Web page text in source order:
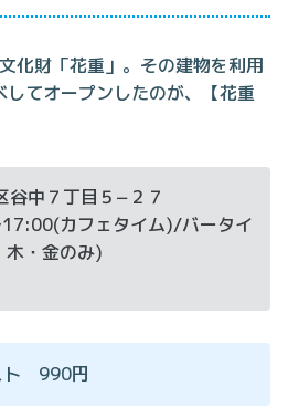
化財「花重」。その建物を利用
てオープンしたのが、【花重
谷中７丁目５−２７
17:00(カフェタイム)/バータイ
・金のみ)
ト 990円